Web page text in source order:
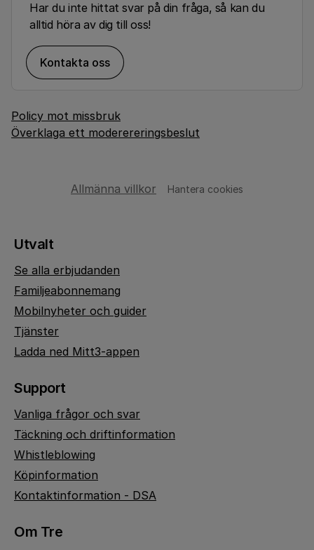
Har du inte hittat svar på din fråga, så kan du
alltid höra av dig till oss!
Kontakta oss
Policy mot missbruk
Överklaga ett moderereringsbeslut
Allmänna villkor Hantera cookies
Utvalt
Se alla erbjudanden
Familjeabonnemang
Mobilnyheter och guider
Tjänster
Ladda ned Mitt3-appen
Support
Vanliga frågor och svar
Täckning och driftinformation
Whistleblowing
Köpinformation
Kontaktinformation - DSA
Om Tre